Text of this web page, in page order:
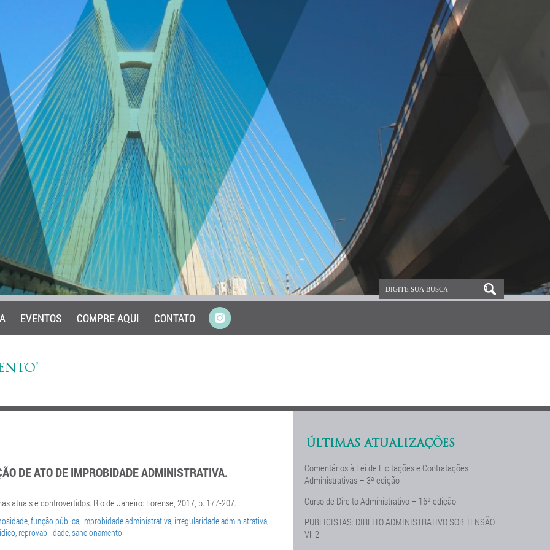
EVENTOS COMPRE AQUI CONTATO
DE ATO DE IMPROBIDADE ADMINISTRATIVA.
atuais e controvertidos. Rio de Janeiro: Forense, 2017, p. 177-207.
,função pública, improbidade administrativa, irregularidade administrativa,
, reprovabilidade,sancionamento
ÚLTIMAS ATUALIZAÇÕES
Comentários à Lei de Licitações e Contratações
Administrativas – 3ª edição
Curso de Direito Administrativo – 16ª edição
PUBLICISTAS: DIREITO ADMINISTRATIVO SOB TENSÃO
Vl. 2